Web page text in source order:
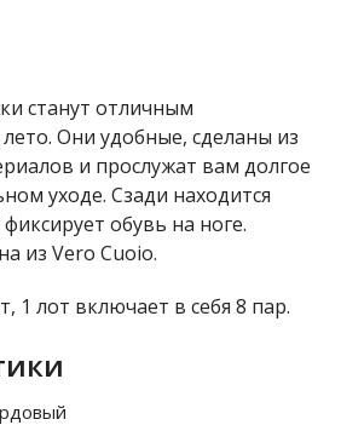
станут отличным
Они удобные, сделаны из
и прослужат вам долгое
уходе. Сзади находится
обувь на ноге.
из Vero Cuoio.
1 лот включает в себя 8 пар.